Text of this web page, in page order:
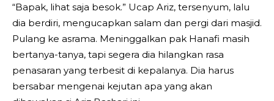
“Bapak, lihat saja besok.” Ucap Ariz, tersenyum, lalu
dia berdiri, mengucapkan salam dan pergi dari masjid.
Pulang ke asrama. Meninggalkan pak Hanafi masih
bertanya-tanya, tapi segera dia hilangkan rasa
penasaran yang terbesit di kepalanya. Dia harus
bersabar mengenai kejutan apa yang akan